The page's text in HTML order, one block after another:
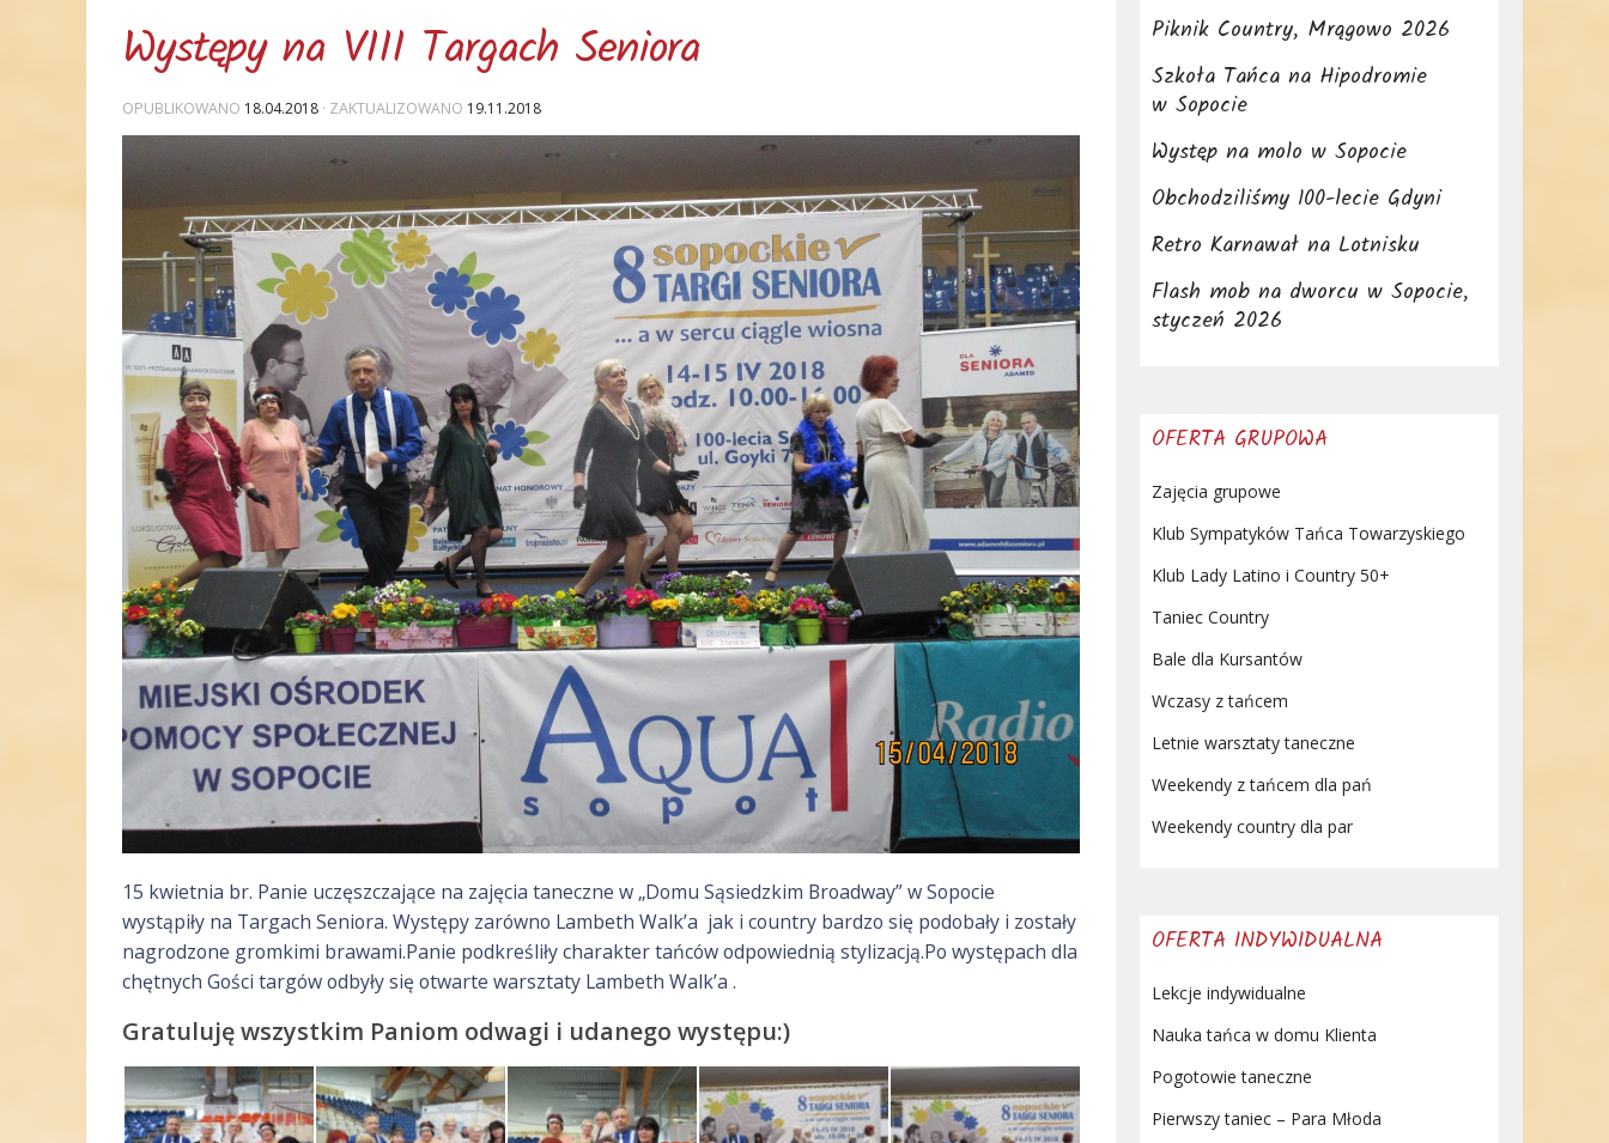
Występy na VIII Targach Seniora
OPUBLIKOWANO 18.04.2018 · ZAKTUALIZOWANO 19.11.2018
15 kwietnia br. Panie uczęszczające na zajęcia taneczne w „Domu Sąsiedzkim Broadway” w Sopocie
wystąpiły na Targach Seniora. Występy zarówno Lambeth Walk’a jak i country bardzo się podobały i zostały
nagrodzone gromkimi brawami.Panie podkreśliły charakter tańców odpowiednią stylizacją.Po występach dla
chętnych Gości targów odbyły się otwarte warsztaty Lambeth Walk’a .
Gratuluję wszystkim Paniom odwagi i udanego występu:)
Piknik Country, Mrągowo 2026
Szkoła Tańca na Hipodromie
w Sopocie
Występ na molo w Sopocie
Obchodziliśmy 100-lecie Gdyni
Retro Karnawał na Lotnisku
Flash mob na dworcu w Sopocie,
styczeń 2026
OFERTA GRUPOWA
Zajęcia grupowe
Klub Sympatyków Tańca Towarzyskiego
Klub Lady Latino i Country 50+
Taniec Country
Bale dla Kursantów
Wczasy z tańcem
Letnie warsztaty taneczne
Weekendy z tańcem dla pań
Weekendy country dla par
OFERTA INDYWIDUALNA
Lekcje indywidualne
Nauka tańca w domu Klienta
Pogotowie taneczne
Pierwszy taniec – Para Młoda